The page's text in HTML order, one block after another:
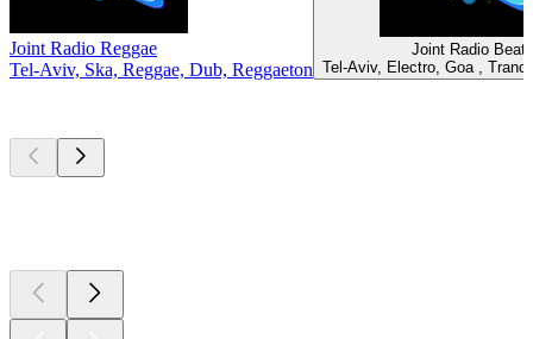
Joint Radio Reggae
Tel-Aviv, Ska, Reggae, Dub, Reggaeton
Joint Radio Beat
Tel-Aviv, Electro, Goa ,